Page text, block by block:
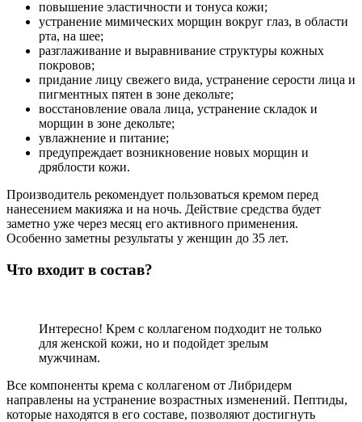
повышение эластичности и тонуса кожи;
устранение мимических морщин вокруг глаз, в области
рта, на шее;
разглаживание и выравнивание структуры кожных
покровов;
придание лицу свежего вида, устранение серости лица и
пигментных пятен в зоне декольте;
восстановление овала лица, устранение складок и
морщин в зоне декольте;
увлажнение и питание;
предупреждает возникновение новых морщин и
дряблости кожи.
Производитель рекомендует пользоваться кремом перед
нанесением макияжа и на ночь. Действие средства будет
заметно уже через месяц его активного применения.
Особенно заметны результаты у женщин до 35 лет.
Что входит в состав?
Интересно! Крем с коллагеном подходит не только
для женской кожи, но и подойдет зрелым
мужчинам.
Все компоненты крема с коллагеном от Либридерм
направлены на устранение возрастных изменений. Пептиды,
которые находятся в его составе, позволяют достигнуть